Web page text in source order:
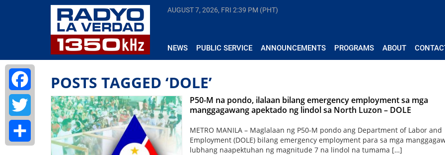
AUGUST 7, 2026, FRI 2:39 PM (PHT)
NEWS PUBLIC SERVICE ANNOUNCEMENTS PROGRAMS ABOUT
POSTS TAGGED ‘DOLE’
P50-M na pondo, ilalaan bilang emergency employment sa mga
manggagawang apektado ng lindol sa North Luzon – DOLE
METRO MANILA – Maglalaan ng P50-M pondo ang Department of Labor and
Employment (DOLE) bilang emergency employment para sa mga
lubhang naapektuhan ng magnitude 7 na lindol na tumama […]
Facebook
Twitter